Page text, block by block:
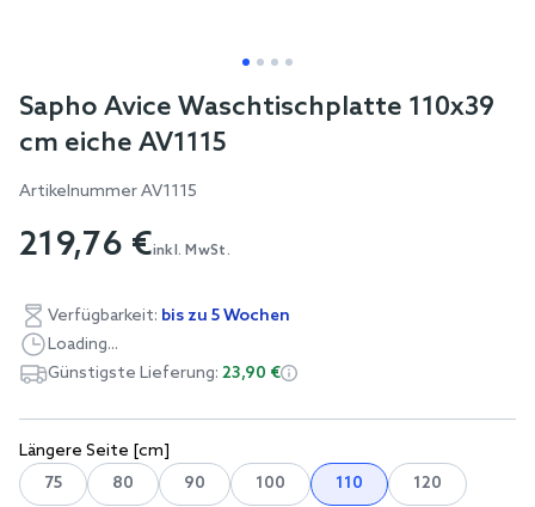
Skip
beginning
the
gallery
Sapho Avice Waschtischplatte 110x39
cm eiche AV1115
ArtikelnummerAV1115
219,76 €inkl. MwSt.
Längere Seite [cm]
75
80 90 100 110 120
Verfügbarkeit: bis zu 5 Wochen
Loading...
Günstigste Lieferung: 23,90 €